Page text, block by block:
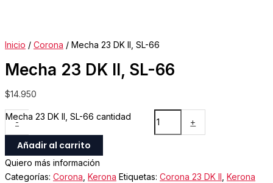
Inicio / Corona / Mecha 23 DK II, SL-66
Mecha 23 DK II, SL-66
$14.950
-
Mecha 23 DK II, SL-66 cantidad
+
Añadir al carrito
Quiero más información
Categorías: Corona Kerona Etiquetas: Corona 23 DK II Kerona